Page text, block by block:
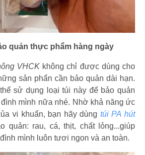
quản thực phẩm hàng ngày
VHCK không chỉ được dùng cho
sản phẩn cần bảo quản dài hạn.
sử dụng loại túi này để bảo quản
mình nữa nhé. Nhờ khả năng ức
vi khuẩn, bạn hãy dùng túi PA hút
quản: rau, cá, thịt, chất lỏng...giúp
mình luôn tươi ngon và an toàn.